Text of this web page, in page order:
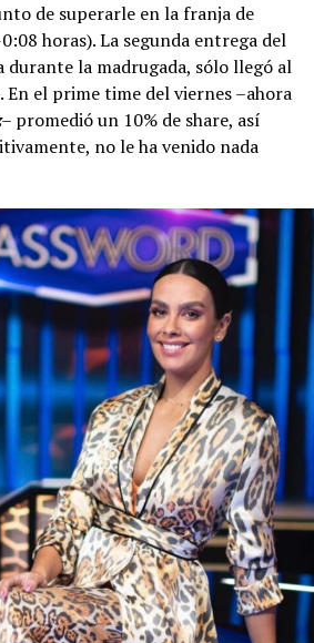
de superarle en la franja de
horas). La segunda entrega del
durante la madrugada, sólo llegó al
En el prime time del viernes –ahora
– promedió un 10% de share, así
no le ha venido nada